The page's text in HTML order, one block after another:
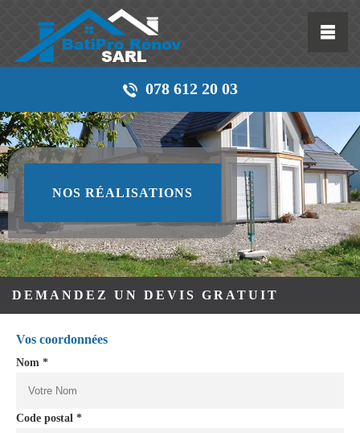
078 612 20 03
NOS RÉALISATIONS
DEMANDEZ UN DEVIS GRATUIT
Vos coordonnées
Nom *
Code postal *